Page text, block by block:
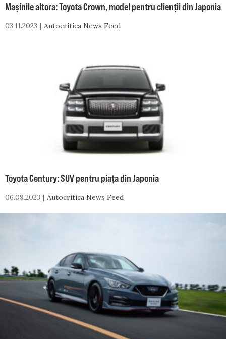
Mașinile altora: Toyota Crown, model pentru clienții din Japonia
03.11.2023 Autocritica News Feed
Toyota Century: SUV pentru piața din Japonia
06.09.2023 Autocritica News Feed